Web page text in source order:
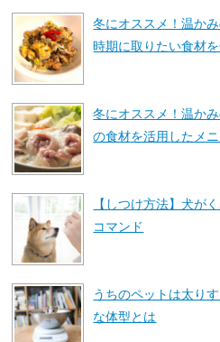
冬にオススメ！温か
時期に取りたい食材を
冬にオススメ！温か
の食材を活用したメニ
【しつけ方法】犬が
コマンド
うちのペットは太り
な体型とは